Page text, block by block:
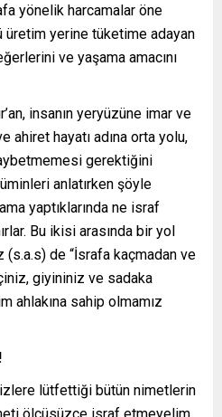
yönelik harcamalar öne
üretim yerine tüketime adayan
ve yaşama amacını
insanın yeryüzüne imar ve
ahiret hayatı adına orta yolu,
gerektiğini
anlatırken şöyle
yaptıklarında ne israf
Bu ikisi arasında bir yol
(s.a.s) de “İsrafa kaçmadan ve
giyininiz ve sadaka
ahlakına sahip olmamız
lütfettiği bütün nimetlerin
ölçüsüzce israf etmeyelim.